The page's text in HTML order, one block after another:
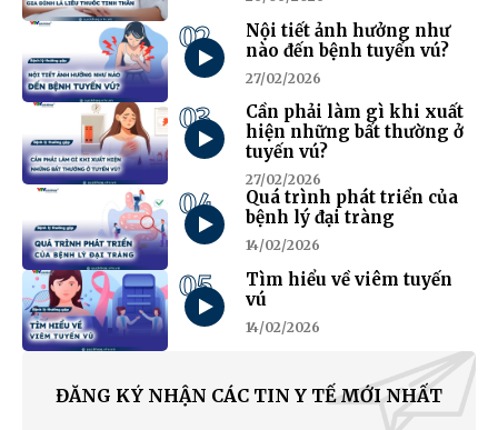
02
Nội tiết ảnh hưởng như
nào đến bệnh tuyến vú?
27/02/2026
03
Cần phải làm gì khi xuất
hiện những bất thường ở
tuyến vú?
27/02/2026
04
Quá trình phát triển của
bệnh lý đại tràng
14/02/2026
05
Tìm hiểu về viêm tuyến
vú
14/02/2026
ĐĂNG KÝ NHẬN CÁC TIN Y TẾ MỚI NHẤT